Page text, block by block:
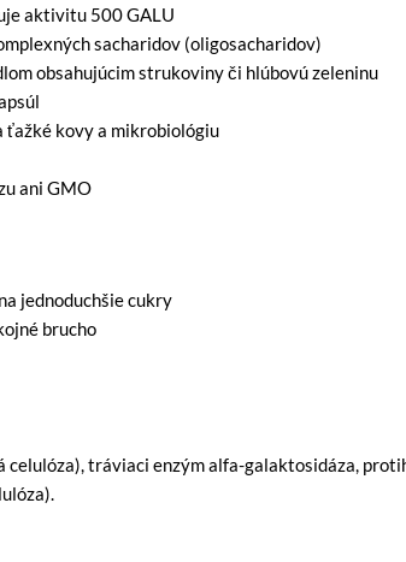
aktivitu 500 GALU
sacharidov (oligosacharidov)
obsahujúcim strukoviny či hlúbovú zeleninu
ťažké kovy a mikrobiológiu
ani GMO
jednoduchšie cukry
brucho
tráviaci enzým alfa-galaktosidáza,